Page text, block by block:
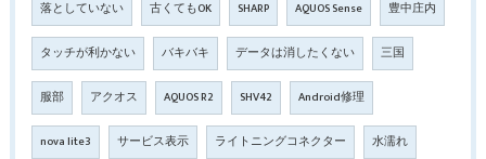
落としていない 古くてもOK SHARP AQUOS Sense 豊中庄内
タッチが利かない バキバキ データは消したくない 三国
服部 アクオス AQUOS R2 SHV42 Android修理
nova lite3 サービス表示 ライトニングコネクター 水濡れ